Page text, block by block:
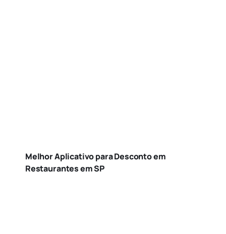
Melhor Aplicativo para Desconto em
Restaurantes em SP